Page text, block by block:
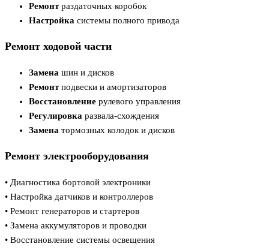
Ремонтраздаточных коробок
Настройка системы полного привода
Ремонт ходовой части
Замена шин и дисков
Ремонтподвески и амортизаторов
Восстановление рулевого управления
Регулировка развала-схождения
Замена тормозных колодок и дисков
Ремонт электрооборудования
• Диагностика бортовой электроники
• Настройка датчиков и контроллеров
• Ремонт генераторов и стартеров
• Замена аккумуляторов и проводки
• Восстановление системы освещения